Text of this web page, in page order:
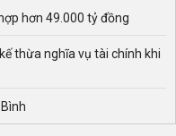
hơn 49.000 tỷ đồng
thừa nghĩa vụ tài chính khi